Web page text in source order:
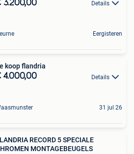
3.200,00 Details
Eergisteren
koop flandria
4.000,00 Details
31 jul 26
RECORD 5 SPECIALE
MONTAGEBEUGELS